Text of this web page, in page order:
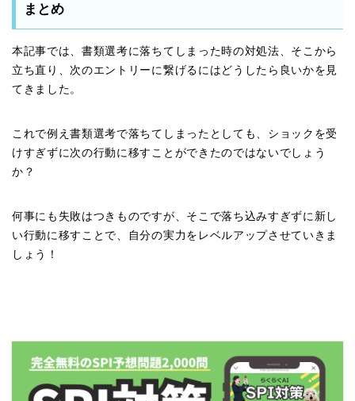
まとめ
本記事では、書類選考に落ちてしまった時の対処法、そこから
立ち直り、次のエントリーに繋げるにはどうしたら良いかを見
てきました。
これで例え書類選考で落ちてしまったとしても、ショックを受
けすぎずに次の行動に移すことができたのではないでしょう
か？
何事にも失敗はつきものですが、そこで落ち込みすぎずに新し
い行動に移すことで、自分の実力をレベルアップさせていきま
しょう！